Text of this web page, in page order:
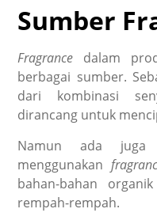
Sumber
Fragrance dalam
berbagai sumber.
dari kombinasi
dirancang untuk
Namun ada juga
menggunakan
bahan-bahan
rempah-rempah.